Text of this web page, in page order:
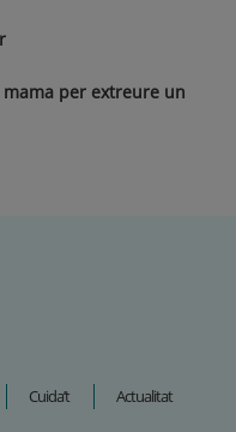
per extreure un
Cuida’t Actualitat